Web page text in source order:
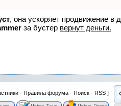
, она ускоряет продвижение в
за бустер вернут деньги.
· Правила форума · Поиск · RSS ]